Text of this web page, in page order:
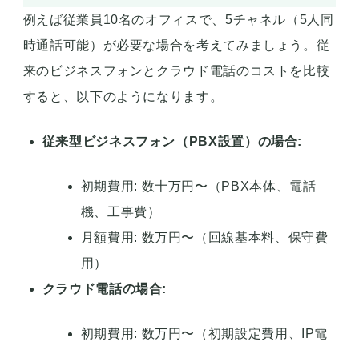
例えば従業員10名のオフィスで、5チャネル（5人同
時通話可能）が必要な場合を考えてみましょう。従
来のビジネスフォンとクラウド電話のコストを比較
すると、以下のようになります。
従来型ビジネスフォン（PBX設置）の場合:
初期費用: 数十万円〜（PBX本体、電話
機、工事費）
月額費用: 数万円〜（回線基本料、保守費
用）
クラウド電話の場合:
初期費用: 数万円〜（初期設定費用、IP電